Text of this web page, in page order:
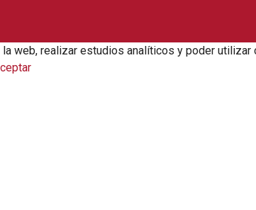
web, realizar estudios analíticos y poder